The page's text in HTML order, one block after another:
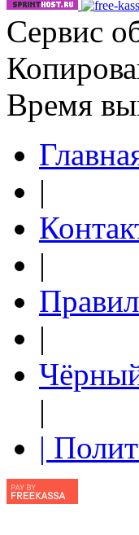
Сервис
Время
|
|
|
|
|